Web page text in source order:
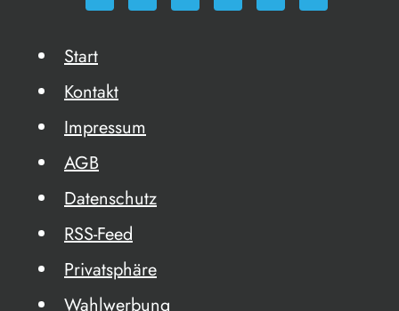
Start
Kontakt
Impressum
AGB
Datenschutz
RSS-Feed
Privatsphäre
Wahlwerbung